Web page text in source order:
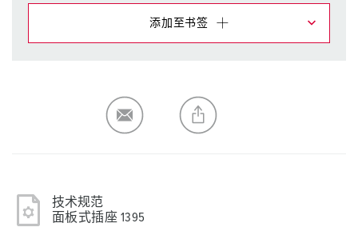
添加至书签
生成新清单
技术规范
面板式插座 1395